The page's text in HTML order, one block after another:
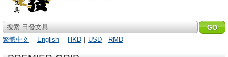
搜索 日發文具
繁體中文
English HKD ｜ USD ｜ RMD